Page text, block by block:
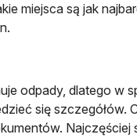
miejsca są jak
odpady, dlatego w
się szczegółów.
Najczęściej